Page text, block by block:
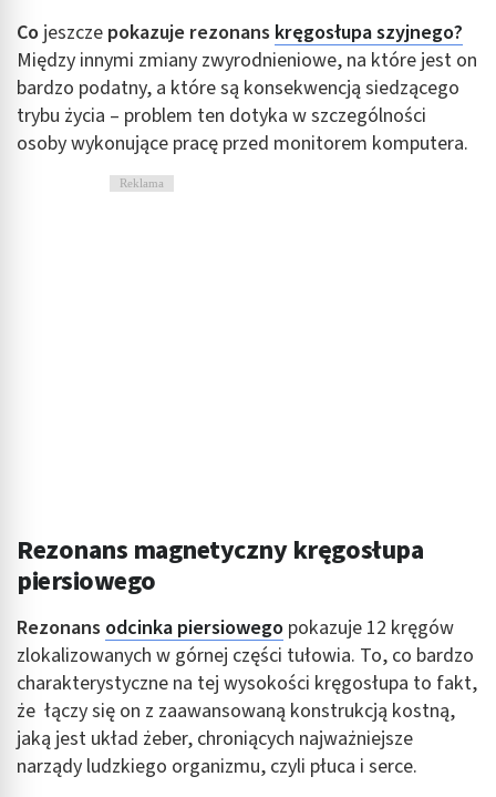
Co jeszcze pokazuje rezonans kręgosłupa szyjnego?
Między innymi zmiany zwyrodnieniowe, na które jest on
bardzo podatny, a które są konsekwencją siedzącego
trybu życia – problem ten dotyka w szczególności
osoby wykonujące pracę przed monitorem komputera.
Reklama
Rezonans magnetyczny kręgosłupa
piersiowego
Rezonans odcinka piersiowego pokazuje 12 kręgów
zlokalizowanych w górnej części tułowia. To, co bardzo
charakterystyczne na tej wysokości kręgosłupa to fakt,
że łączy się on z zaawansowaną konstrukcją kostną,
jaką jest układ żeber, chroniących najważniejsze
narządy ludzkiego organizmu, czyli płuca i serce.
Rozwój i ulepszanie usług
Wykorzystywanie ograniczonych danych do
wyboru treści
Funkcje specjalne IAB:
Użycie dokładnych danych geolokalizacyjnych